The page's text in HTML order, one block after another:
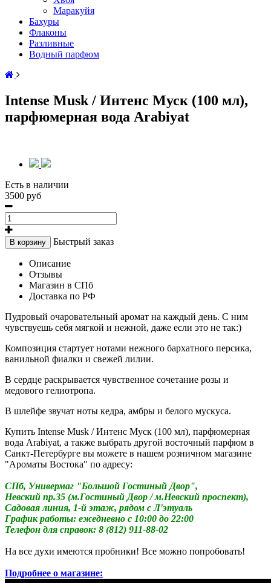
Маракуйя
Бахуры
Флаконы
Разливные
Водный парфюм
Intense Musk / Интенс Муск (100 мл),
парфюмерная вода Arabiyat
Есть в наличии
3500 руб
В корзину Быстрый заказ
Описание
Отзывы
Магазин в СПб
Доставка по РФ
Пудровый очаровательный аромат на каждый день. С ним
чувствуешь себя мягкой и нежной, даже если это не так:)
Композиция стартует нотами нежного бархатного персика,
ванильной фиалки и свежей лилии.
В сердце раскрывается чувственное сочетание розы и
медового гелиотропа.
В шлейфе звучат ноты кедра, амбры и белого мускуса.
Купить Intense Musk / Интенс Муск (100 мл), парфюмерная
вода Arabiyat, а также выбрать другой восточный парфюм в
Санкт-Петербурге вы можете в нашем розничном магазине
"Ароматы Востока" по адресу:
СПб, Универмаг "Большой Гостиный Двор",
Невский пр.35 (м.Гостиный Двор / м.Невский проспект),
Садовая линия, 1-й этаж, рядом с Л'этуаль
График работы: ежедневно с 10:00 до 22:00
Телефон для справок: 8 (812) 911-88-02
На все духи имеются пробники! Все можно попробовать!
Подробнее о магазине: